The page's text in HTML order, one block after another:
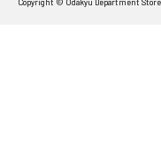
Copyright © Odakyu Department Store